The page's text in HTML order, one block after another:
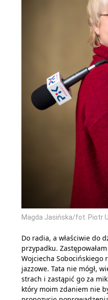
Magda Jasińska/fot. Piotr
Do radia, a właściwie do
przypadku.
Wojciecha Sobocińskiego
jazzowe. Tata nie mógł,
strach i zastąpić go za
który moim zdaniem nie